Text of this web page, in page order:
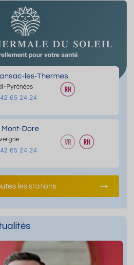
les-Thermes
Pyrénées
65 24 24
Mont-Dore
65 24 24
les stations